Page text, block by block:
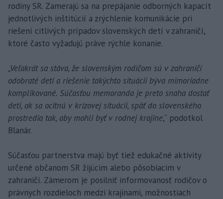
rodiny SR. Zamerajú sa na prepájanie odborných kapacít
jednotlivých inštitúcií a zrýchlenie komunikácie pri
riešení citlivých prípadov slovenských detí v zahraničí,
ktoré často vyžadujú práve rýchle konanie.
„Veľakrát sa stáva, že slovenským rodičom sú v zahraničí
odobraté deti a riešenie takýchto situácií býva mimoriadne
komplikované. Súčasťou memoranda je preto snaha dostať
deti, ak sa ocitnú v krízovej situácii, späť do slovenského
prostredia tak, aby mohli byť v rodnej krajine,“ podotkol
Blanár.
Súčasťou partnerstva majú byť tiež edukačné aktivity
určené občanom SR žijúcim alebo pôsobiacim v
zahraničí. Zámerom je posilniť informovanosť rodičov o
právnych rozdieloch medzi krajinami, možnostiach